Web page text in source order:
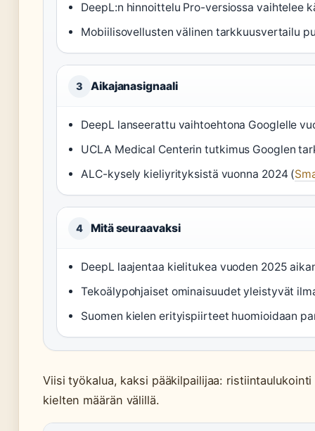
DeepL:n hinnoittelu Pro-versiossa vaihtelee
Mobiilisovellusten välinen tarkkuusvertailu
3 Aikajanasignaali
DeepL lanseerattu vaihtoehtona Googlelle
UCLA Medical Centerin tutkimus Googlen
ALC-kysely kieliyrityksistä vuonna 2024 (
4 Mitä seuraavaksi
DeepL laajentaa kielitukea vuoden 2025
Tekoälypohjaiset ominaisuudet yleistyvät
Suomen kielen erityispiirteet huomioidaan
Viisi työkalua, kaksi pääkilpailijaa:
kielten määrän välillä.